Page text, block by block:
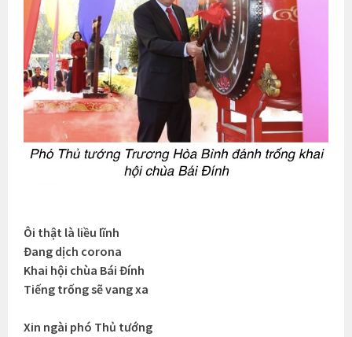
Ôi thật là liều lĩnh
Đang dịch corona
Khai hội chùa Bái Đính
Tiếng trống sẽ vang xa
Xin ngài phó Thủ tướng